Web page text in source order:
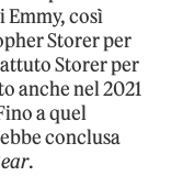
Emmy, così
Storer per
Storer per
anche nel 2021
a quel
conclusa
.